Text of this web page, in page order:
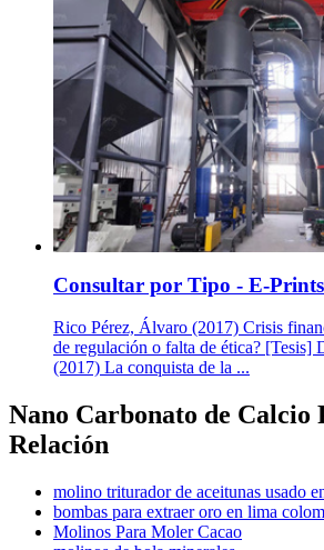
Consultar por Tipo - E-
Rico Pérez, Álvaro (2017) Crisis
de regulación o falta de ética? [Tesis]
(2017) La conquista de la ...
Nano Carbonato de Calcio
Relación
molino triturador de aceitunas usado
bombas para extraer oro en lima
Molinos Para Moler Cacao